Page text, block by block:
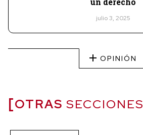
julio 3, 2025
OPINIÓN
OTRAS SECCIONES